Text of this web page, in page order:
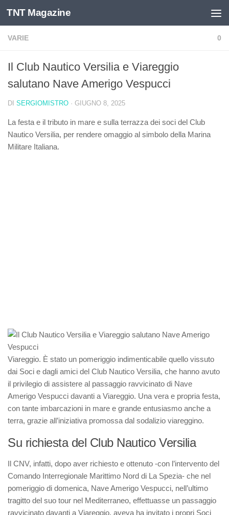
Salta al contenuto
TNT Magazine
VARIE 0
Il Club Nautico Versilia e Viareggio
salutano Nave Amerigo Vespucci
DI SERGIOMISTRO · GIUGNO 8, 2025
La festa e il tributo in mare e sulla terrazza dei soci del Club
Nautico Versilia, per rendere omaggio al simbolo della Marina
Militare Italiana.
Viareggio. È stato un pomeriggio indimenticabile quello vissuto
dai Soci e dagli amici del Club Nautico Versilia, che hanno avuto
il privilegio di assistere al passaggio ravvicinato di Nave
Amerigo Vespucci davanti a Viareggio. Una vera e propria festa,
con tante imbarcazioni in mare e grande entusiasmo anche a
terra, grazie all’iniziativa promossa dal sodalizio viareggino.
Su richiesta del Club Nautico Versilia
Il CNV, infatti, dopo aver richiesto e ottenuto -con l’intervento del
Comando Interregionale Marittimo Nord di La Spezia- che nel
pomeriggio di domenica, Nave Amerigo Vespucci, nell’ultimo
tragitto del suo tour nel Mediterraneo, effettuasse un passaggio
ravvicinato davanti a Viareggio, aveva ha invitato i propri Soci